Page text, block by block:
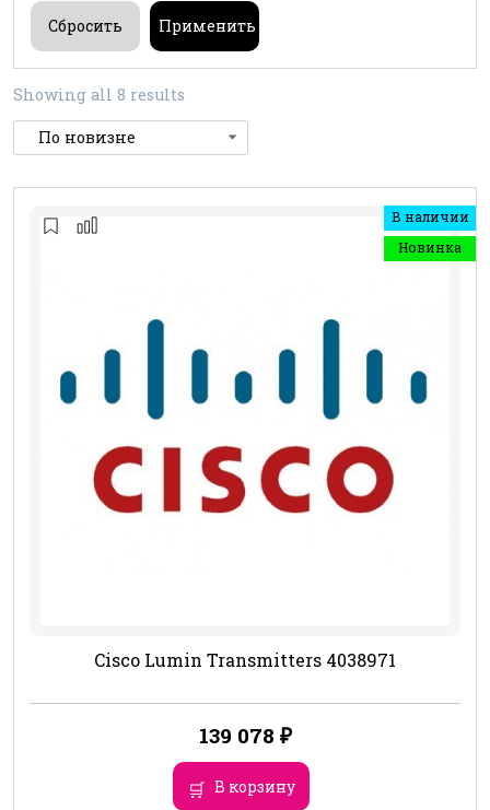
Showing all 8 results
В наличии
Новинка
Cisco Lumin Transmitters 4038971
139 078 ₽
В корзину